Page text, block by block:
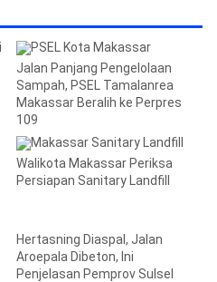
Jalan Panjang Pengelolaan
Sampah, PSEL Tamalanrea
Makassar Beralih ke Perpres
109
Walikota Makassar Periksa
Persiapan Sanitary Landfill
Hertasning Diaspal, Jalan
Aroepala Dibeton, Ini
Penjelasan Pemprov Sulsel